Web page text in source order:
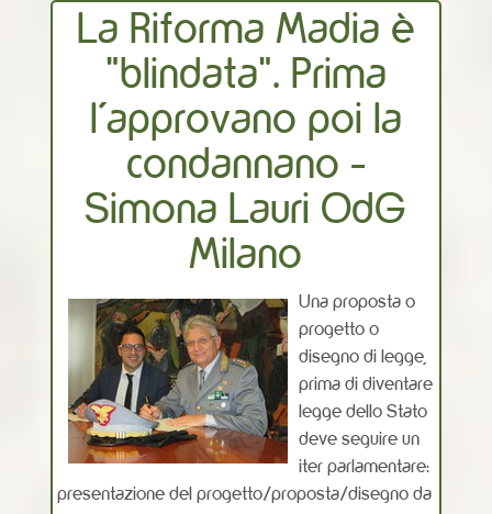
La Riforma Madia è
"blindata". Prima
l'approvano poi la
condannano -
Simona Lauri OdG
Milano
Una proposta o
progetto o
disegno di legge,
prima di diventare
legge dello Stato
deve seguire un
iter parlamentare:
presentazione del progetto/proposta/disegno da